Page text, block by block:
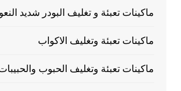
ماكينات تعبئة و تغليف البودر شديد
ماكينات تعبئة وتغليف الاكواب
ماكينات تعبئة وتغليف الحبوب